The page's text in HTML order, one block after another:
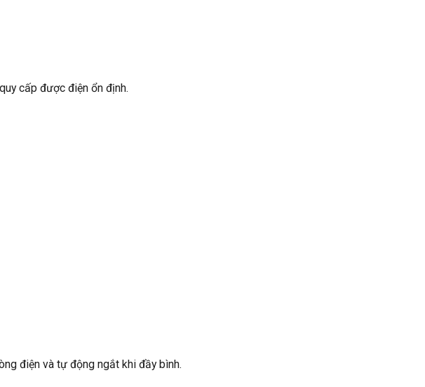
cấp được điện ổn định.
điện và tự động ngắt khi đầy bình.